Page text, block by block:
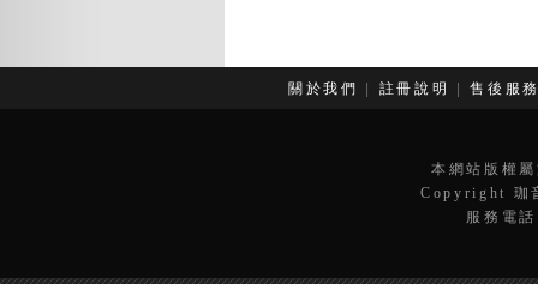
關於我們 註冊說明 售後服
本網站版權
Copyright 珈
服務電